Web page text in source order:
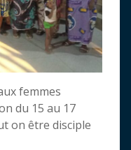
femmes
du 15 au 17
on être disciple